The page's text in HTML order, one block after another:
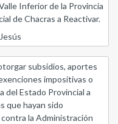
Inferior de la Provincia
de Chacras a Reactivar.
subsidios, aportes
impositivas o
del Estado Provincial a
que hayan sido
la Administración